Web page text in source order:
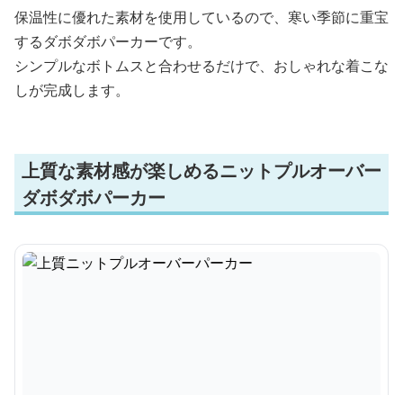
保温性に優れた素材を使用しているので、寒い季節に重宝
するダボダボパーカーです。
シンプルなボトムスと合わせるだけで、おしゃれな着こな
しが完成します。
上質な素材感が楽しめるニットプルオーバー
ダボダボパーカー